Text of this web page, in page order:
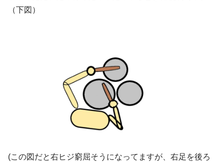
（下図）
(この図だと右ヒジ窮屈そうになってますが、右足を後ろ